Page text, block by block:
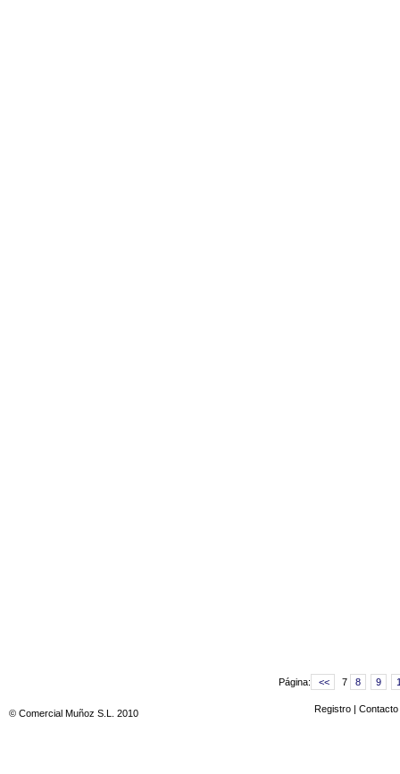
Página: << 7 8 9
© Comercial Muñoz S.L. 2010 Registro | Contacto